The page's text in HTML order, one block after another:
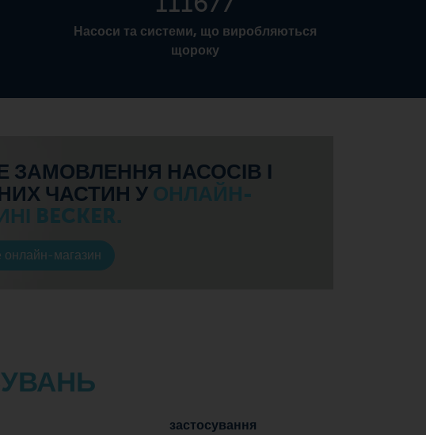
Насоси та системи, що виробляються
щороку
ЗАМОВЛЕННЯ НАСОСІВ І
ЧАСТИН У ОНЛАЙН-
BECKER.
онлайн-магазин
застосування